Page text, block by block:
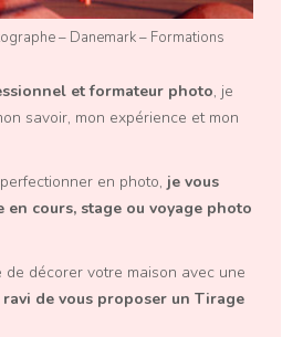
– Danemark – Formations
etformateur photo, je
savoir, mon expérience et mon
en photo, je vous
en cours, stage ou voyage photo
de décorer votre maison avec une
de vous proposer un Tirage